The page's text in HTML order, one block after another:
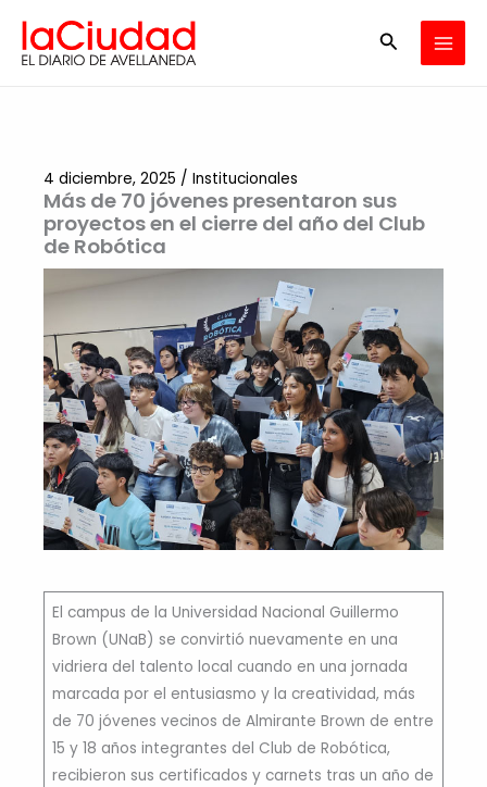
contenido
Buscar
Más de 70 jóvenes presentaron sus
proyectos en el cierre del año del Club
de Robótica
4 diciembre, 2025 / Institucionales
El campus de la Universidad Nacional Guillermo
Brown (UNaB) se convirtió nuevamente en una
vidriera del talento local cuando en una jornada
marcada por el entusiasmo y la creatividad, más
de 70 jóvenes vecinos de Almirante Brown de entre
15 y 18 años integrantes del Club de Robótica,
recibieron sus certificados y carnets tras un año de